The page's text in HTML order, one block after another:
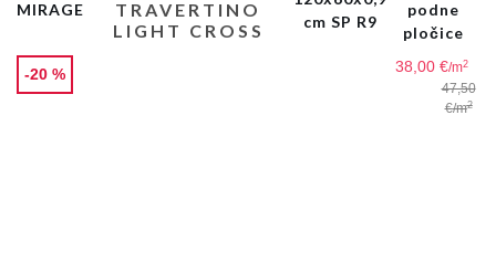
MIRAGE
TRAVERTINO
LIGHT CROSS
cm SP R9
podne
pločice
-20 % 38,00 €/m2
47,50
€/m2